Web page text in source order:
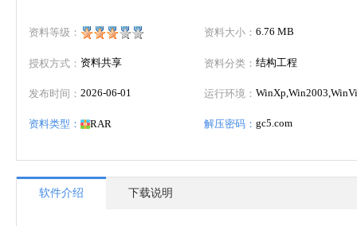
资料等级：
授权方式： 资料共享
发布时间： 2026-06-01
资料类型： RAR
资料大小： 6.76 MB
资料分类： 结构工程
运行环境：
解压密码： gc5.com
软件介绍 下载说明